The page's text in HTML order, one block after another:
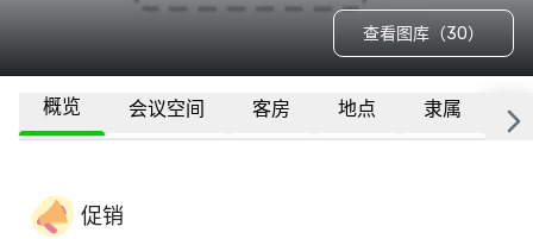
查看图库（30）
概览 会议空间 客房 地点 隶属 更
促销